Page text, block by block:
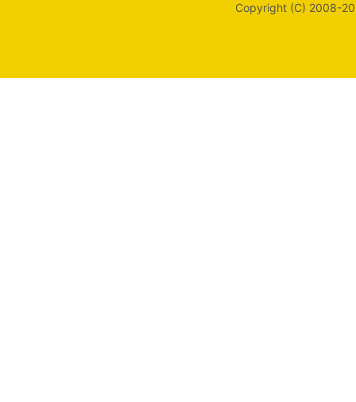
Copyright (C) 2008-